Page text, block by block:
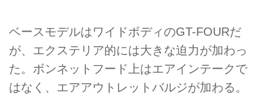
ベースモデルはワイドボディのGT-FOURだ
が、エクステリア的には大きな迫力が加わっ
た。ボンネットフード上はエアインテークで
はなく、エアアウトレットバルジが加わる。